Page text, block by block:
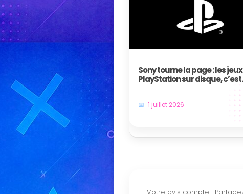
Sony tourne la page : les jeux
PlayStation sur disque, c’est
1 juillet 2026